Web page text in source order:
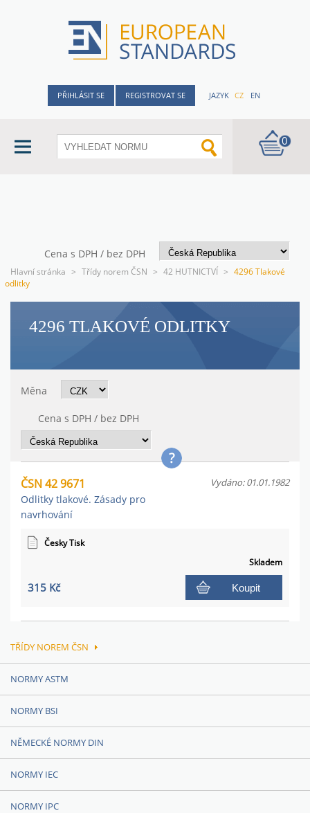
PŘIHLÁSIT SE REGISTROVAT SE JAZYK CZ EN
0
Cena s DPH / bez DPH
Hlavní stránka > Třídy norem ČSN > 42 HUTNICTVÍ > 4296 Tlakové
odlitky
4296 TLAKOVÉ ODLITKY
Měna
Cena s DPH / bez DPH
ČSN 42 9671
Odlitky tlakové. Zásady pro
navrhování
Vydáno: 01.01.1982
Česky Tisk
Skladem
315 Kč Koupit
TŘÍDY NOREM ČSN
NORMY ASTM
NORMY BSI
NĚMECKÉ NORMY DIN
NORMY IEC
NORMY IPC